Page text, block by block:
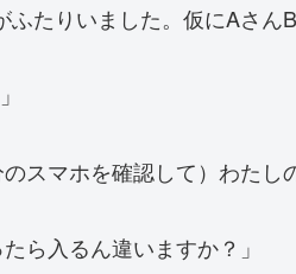
たりいました。仮にAさん
スマホを確認して）わたし
ら入るん違いますか？」